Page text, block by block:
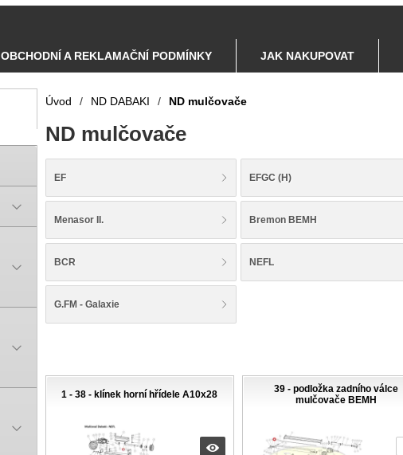
OBCHODNÍ A REKLAMAČNÍ PODMÍNKY JAK NAKUPOVAT
Úvod / ND DABAKI / ND mulčovače
ND mulčovače
EF EFGC (H)
Menasor II. Bremon BEMH
BCR NEFL
G.FM - Galaxie
1 - 38 - klínek horní hřídele A10x28
39 - podložka zadního válce
mulčovače BEMH